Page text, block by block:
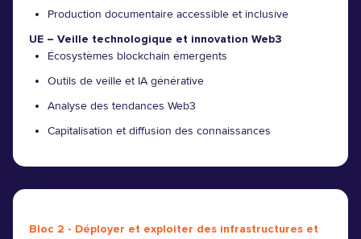
Production documentaire accessible et inclusive
UE – Veille technologique et innovation Web3
Écosystèmes blockchain émergents
Outils de veille et IA générative
Analyse des tendances Web3
Capitalisation et diffusion des connaissances
Bloc 2 - Déployer et exploiter des infrastructures et